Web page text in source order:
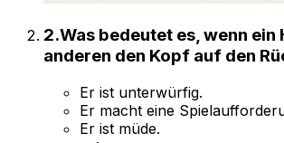
2.Was bedeutet es, wenn ein
anderen den Kopf auf den
Er ist unterwürfig.
Er macht eine
Er ist müde.